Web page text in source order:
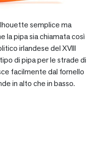
semplice ma
la pipa sia chiamata così
irlandese del XVIII
di pipa per le strade di
facilmente dal fornello
in alto che in basso.